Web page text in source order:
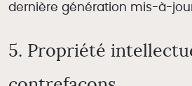
dernière génération mis-à-
5. Propriété